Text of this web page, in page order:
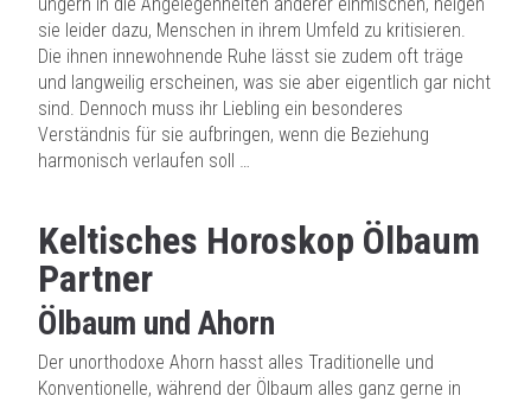
sie leider dazu, Menschen in ihrem Umfeld zu kritisieren.
Die ihnen innewohnende Ruhe lässt sie zudem oft träge
und langweilig erscheinen, was sie aber eigentlich gar nicht
sind. Dennoch muss ihr Liebling ein besonderes
Verständnis für sie aufbringen, wenn die Beziehung
harmonisch verlaufen soll …
Keltisches Horoskop Ölbaum
Partner
Ölbaum und Ahorn
Der unorthodoxe Ahorn hasst alles Traditionelle und
Konventionelle, während der Ölbaum alles ganz gerne in